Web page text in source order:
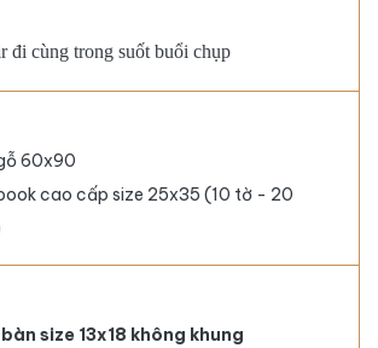
đi cùng trong suốt buổi chụp
60x90
cao cấp size 25x35 (10 tờ - 20
size 13x18 không khung